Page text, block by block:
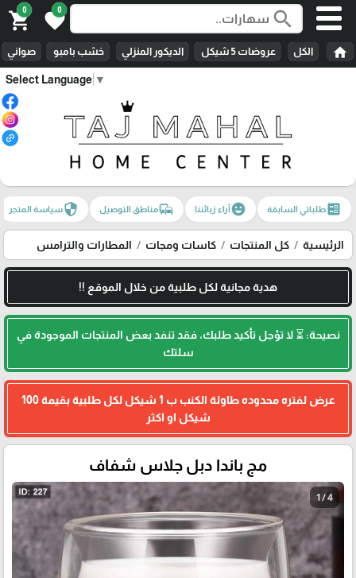
Select Language ▼
search
0
favorite
0
shopping_cart
home الكل عروضات 5 شيكل الديكور المنزلي خشب بامبو صواني
ballotطلباتي السابقة emoji_emotionsآراء زبائننا commuteمناطق التوصيل securityسياسة المتجر
الرئيسية كل المنتجات كاسات ومجات المطارات والترامس
هدية مجانية لكل طلبية من خلال الموقع !!
نصيحة: ⏳ لا تؤجل تأكيد طلبك، فقد تنفد بعض المنتجات الموجودة في
سلتك
عرض لفتره محدوده طاولة الكنب ب 1 شيكل لكل طلبية بقيمة 100
شيكل او اكثر
مج باندا دبل جلاس شفاف
1 / 4